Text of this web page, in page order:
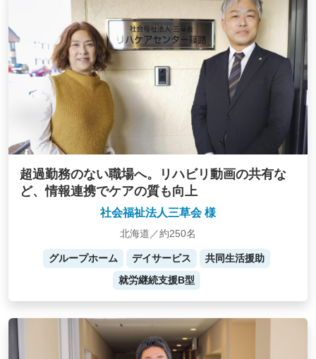
超過勤務のない職場へ。リハビリ動画の共有な
ど、情報連携でケアの質も向上
社会福祉法人三草会 様
北海道／約250名
グループホーム デイサービス
共同生活援助
就労継続支援B型